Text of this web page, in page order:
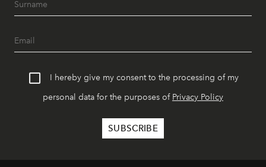
I hereby give my consent to the processing of my
personal data for the purposes of Privacy Policy